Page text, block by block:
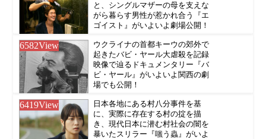
と、シングルマザーの母を支えな
がら暮らす男性が惹かれ合う『エ
ゴイスト』がいよいよ劇場公開！
6582View
ウクライナの首都キーウの郊外で
起きたバビ・ヤール大虐殺を記録
映像で辿るドキュメンタリー『バ
ビ・ヤール』がいよいよ関西の劇
場でも公開！
6419View
日本各地にある村八分事件を基
に、実際に存在する村の掟を描
き、現代日本に潜む村社会の闇を
暴いたスリラー『嗤う蟲』がいよ